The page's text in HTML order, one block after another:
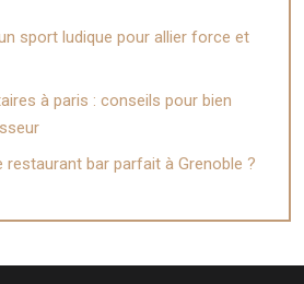
sport ludique pour allier force et
à paris : conseils pour bien
bar parfait à Grenoble ?